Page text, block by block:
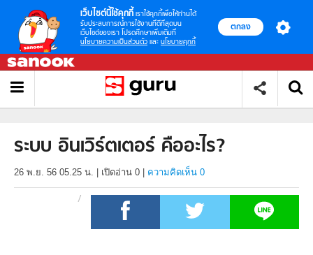
เว็บไซต์นี้ใช้คุกกี้ เราใช้คุกกี้เพื่อให้ท่านได้
รับประสบการณ์การใช้งานที่ดีที่สุดบน
เว็บไซต์ของเรา โปรดศึกษาเพิ่มเติมที่
นโยบายความเป็นส่วนตัว และ นโยบายคุกกี้
ตกลง
ระบบ อินเวิร์ตเตอร์ คืออะไร?
26 พ.ย. 56 05.25 น. เปิดอ่าน 0 ความคิดเห็น 0